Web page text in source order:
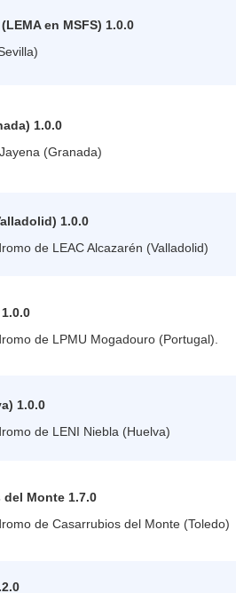
en MSFS) 1.0.0
1.0.0
(Granada)
1.0.0
de LEAC Alcazarén (Valladolid)
de LPMU Mogadouro (Portugal).
1.0.0
de LENI Niebla (Huelva)
del Monte 1.7.0
de Casarrubios del Monte (Toledo)